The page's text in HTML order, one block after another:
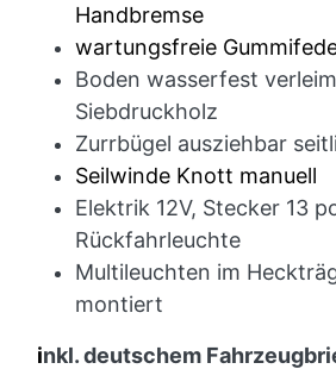
Handbremse
wartungsfreie
Boden wasserfest
Siebdruckholz
Zurrbügel ausziehbar
Seilwinde Knott manuell
Elektrik 12V, Stecker 13
Rückfahrleuchte
Multileuchten im
montiert
inkl. deutschem